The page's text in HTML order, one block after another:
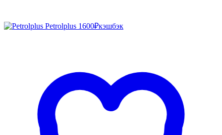
Petrolplus 1600₽кэшбэк